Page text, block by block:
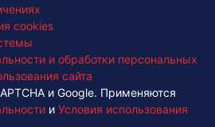
cookies
и обработки персональных
сайта
и Google. Применяются
и Условия использования